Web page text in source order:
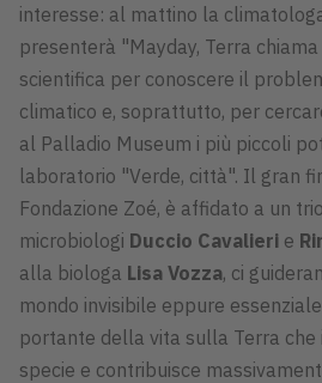
interesse: al mattino la
presenterà "Mayday, Terra
scientifica per conoscere il
climatico e, soprattutto, per
al Palladio Museum i più piccoli
laboratorio "Verde, città". Il gran
Fondazione Zoé, è affidato a un
microbiologi Duccio Cavalieri e
alla biologa Lisa Vozza, ci
mondo invisibile eppure
portante della vita sulla Terra
specie e contribuisce